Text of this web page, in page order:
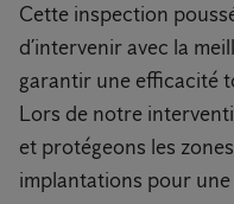
Cette inspection
d’intervenir avec la
garantir une efficacité
Lors de notre
et protégeons les
implantations pour